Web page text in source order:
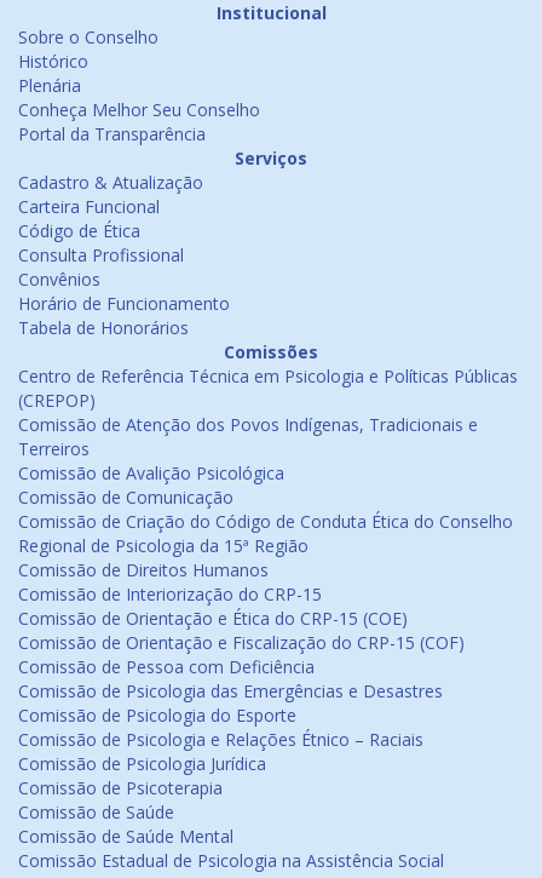
Institucional
Sobre o Conselho
Histórico
Plenária
Conheça Melhor Seu Conselho
Portal da Transparência
Serviços
Cadastro & Atualização
Carteira Funcional
Código de Ética
Consulta Profissional
Convênios
Horário de Funcionamento
Tabela de Honorários
Comissões
Centro de Referência Técnica em Psicologia e Políticas Públicas
(CREPOP)
Comissão de Atenção dos Povos Indígenas, Tradicionais e
Terreiros
Comissão de Avalição Psicológica
Comissão de Comunicação
Comissão de Criação do Código de Conduta Ética do Conselho
Regional de Psicologia da 15ª Região
Comissão de Direitos Humanos
Comissão de Interiorização do CRP-15
Comissão de Orientação e Ética do CRP-15 (COE)
Comissão de Orientação e Fiscalização do CRP-15 (COF)
Comissão de Pessoa com Deficiência
Comissão de Psicologia das Emergências e Desastres
Comissão de Psicologia do Esporte
Comissão de Psicologia e Relações Étnico – Raciais
Comissão de Psicologia Jurídica
Comissão de Psicoterapia
Comissão de Saúde
Comissão de Saúde Mental
Comissão Estadual de Psicologia na Assistência Social